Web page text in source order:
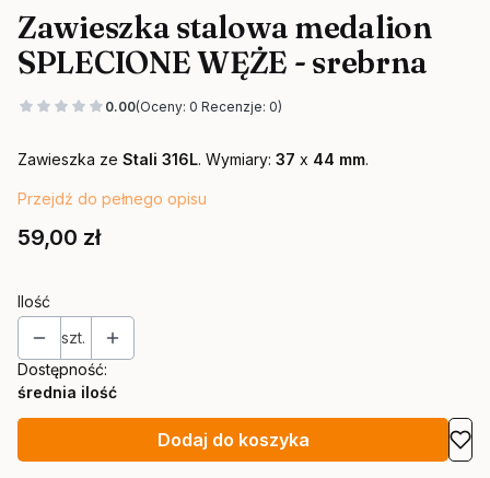
Zawieszka stalowa medalion
SPLECIONE WĘŻE - srebrna
0.00(Oceny: 0 Recenzje: 0)
Zawieszka ze Stali 316L. Wymiary: 37 x 44 mm.
Przejdź do pełnego opisu
Cena
59,00 zł
Ilość
szt.
Dostępność:
średnia ilość
Dodaj do koszyka